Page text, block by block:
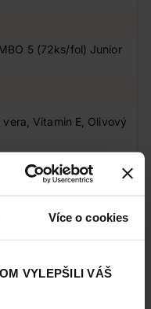
Více o cookies
VYLEPŠILI VÁŠ
5 (72ks/fol) Junior
vera, Vitamin E, Olivový
Bez